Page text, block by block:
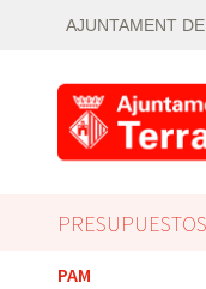
AJUNTAMENT
PRESUPUESTOS
PAM